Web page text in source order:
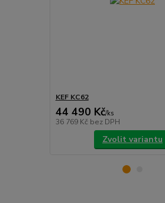
KEF KC62
44 490 Kč/ks
36 769 Kč bez DPH
Zvolit variantu